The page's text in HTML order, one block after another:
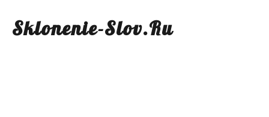
Sklonenie-Slov.Ru